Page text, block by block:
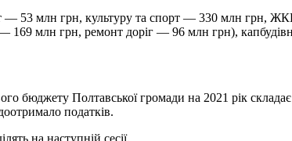
— 53 млн грн, культуру та спорт — 330 млн грн,
млн грн, ремонт доріг — 96 млн грн),
бюджету Полтавської громади на 2021 рік
податків.